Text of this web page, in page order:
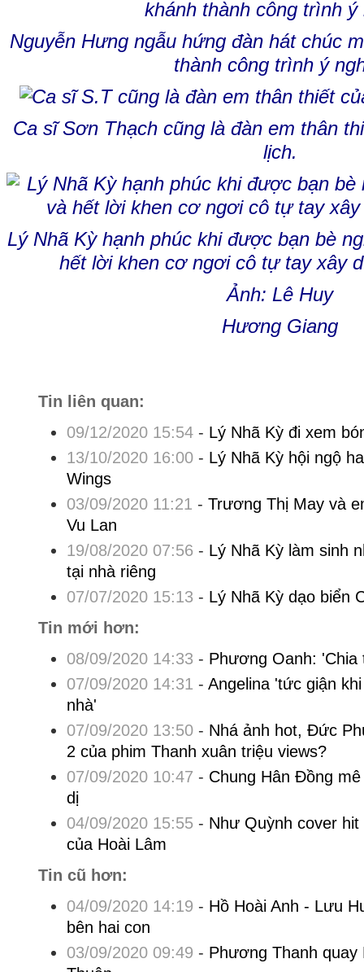
Nguyễn Hưng ngẫu hứng đàn hát chúc
thành công trình ý
Ca sĩ Sơn Thạch cũng là đàn em thân
lịch.
Lý Nhã Kỳ hạnh phúc khi được bạn bè
hết lời khen cơ ngơi cô tự tay xây
Ảnh: Lê Huy
Hương Giang
Tin liên quan:
09/12/2020 15:54- Lý Nhã Kỳ đi xem
13/10/2020 16:00- Lý Nhã Kỳ hội ngộ
Wings
03/09/2020 11:21 - Trương Thị May và
Vu Lan
19/08/2020 07:56 - Lý Nhã Kỳ làm sinh
tại nhà riêng
07/07/2020 15:13 - Lý Nhã Kỳ dạo biển
Tin mới hơn:
08/09/2020 14:33 - Phương Oanh: 'Chia
07/09/2020 14:31 - Angelina 'tức giận
nhà'
07/09/2020 13:50- Nhá ảnh hot, Đức
2 của phim Thanh xuân triệu views?
07/09/2020 10:47 - Chung Hân Đồng
dị
04/09/2020 15:55- Như Quỳnh cover
của Hoài Lâm
Tin cũ hơn:
04/09/2020 14:19 - Hồ Hoài Anh - Lưu
bên hai con
03/09/2020 09:49 - Phương Thanh